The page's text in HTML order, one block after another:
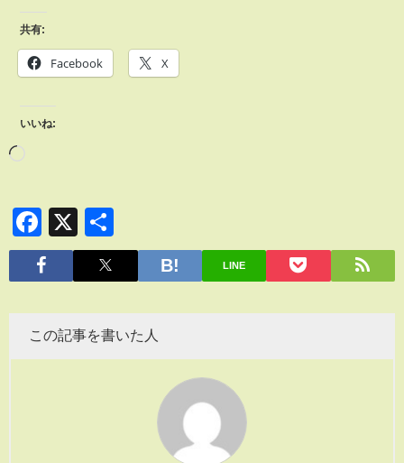
共有:
Facebook X
いいね:
Facebook
X
有
LINE
この記事を書いた人